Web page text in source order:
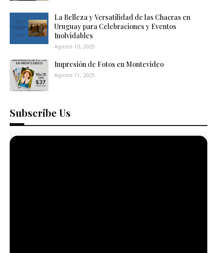
La Belleza y Versatilidad de las Chacras en
Uruguay para Celebraciones y Eventos
Inolvidables
Agosto 10, 2025
Impresión de Fotos en Montevideo
Agosto 11, 2025
Subscribe Us